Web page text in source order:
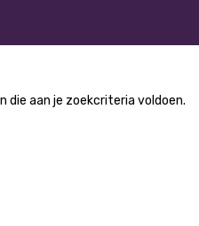
die aan je zoekcriteria voldoen.